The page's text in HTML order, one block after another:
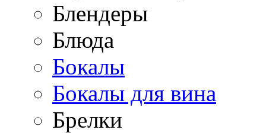
Блендеры
Блюда
Бокалы
Бокалы для вина
Брелки